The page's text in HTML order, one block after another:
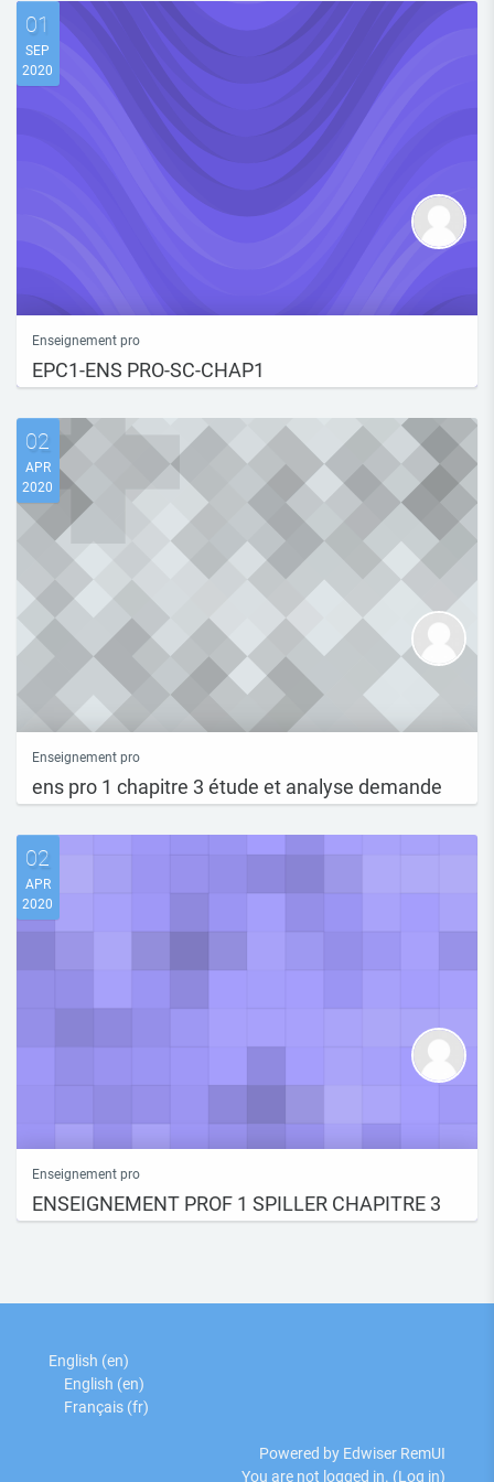
01
SEP
2020
Enseignement pro
EPC1-ENS PRO-SC-CHAP1
02
APR
2020
Enseignement pro
ens pro 1 chapitre 3 étude et analyse demande
02
APR
2020
Enseignement pro
ENSEIGNEMENT PROF 1 SPILLER CHAPITRE 3
English ‎(en)‎
English ‎(en)‎
Français ‎(fr)‎
Powered by Edwiser RemUI
You are not logged in. (Log in)